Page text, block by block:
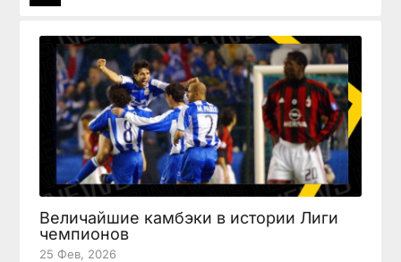
Величайшие камбэки в истории Лиги
чемпионов
25 Фев, 2026